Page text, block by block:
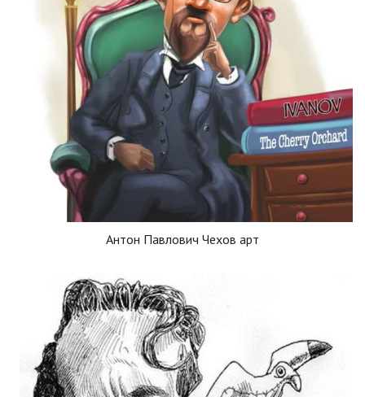
Антон Павлович Чехов арт